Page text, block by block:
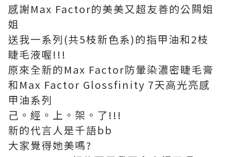
感謝Max Factor的美美又超友善的公闗姐
姐
送我一系列(共5枝新色系)的指甲油和2枝
睫毛液喔!!!
原來全新的Max Factor防暈染濃密睫毛膏
和Max Factor Glossfinity 7天高光亮感
甲油系列
己。經。上。架。了!!!
新的代言人是千語bb
大家覺得她美嗎?